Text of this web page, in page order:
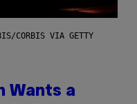
CORBIS VIA GETTY
Wants a